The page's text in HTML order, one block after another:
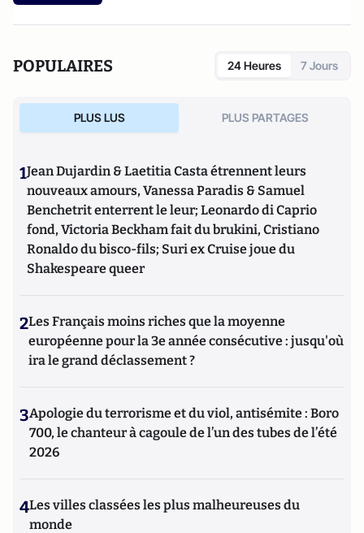
POPULAIRES 24 Heures 7 Jours
PLUS LUS PLUS PARTAGES
1Jean Dujardin & Laetitia Casta étrennent leurs
nouveaux amours, Vanessa Paradis & Samuel
Benchetrit enterrent le leur; Leonardo di Caprio
fond, Victoria Beckham fait du brukini, Cristiano
Ronaldo du bisco-fils; Suri ex Cruise joue du
Shakespeare queer
2Les Français moins riches que la moyenne
européenne pour la 3e année consécutive : jusqu'où
ira le grand déclassement ?
3Apologie du terrorisme et du viol, antisémite : Boro
700, le chanteur à cagoule de l’un des tubes de l’été
2026
4Les villes classées les plus malheureuses du
monde